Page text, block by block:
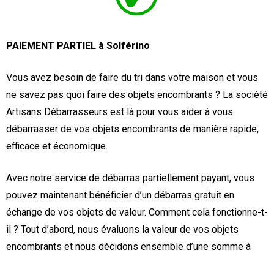
PAIEMENT PARTIEL à Solférino
Vous avez besoin de faire du tri dans votre maison et vous
ne savez pas quoi faire des objets encombrants ? La société
Artisans Débarrasseurs est là pour vous aider à vous
débarrasser de vos objets encombrants de manière rapide,
efficace et économique.
Avec notre service de débarras partiellement payant, vous
pouvez maintenant bénéficier d’un débarras gratuit en
échange de vos objets de valeur. Comment cela fonctionne-t-
il ? Tout d’abord, nous évaluons la valeur de vos objets
encombrants et nous décidons ensemble d’une somme à